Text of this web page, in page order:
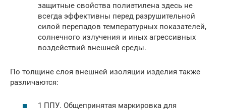
защитные свойства полиэтилена здесь не
всегда эффективны перед разрушительной
силой перепадов температурных показателей,
солнечного излучения и иных агрессивных
воздействий внешней среды.
По толщине слоя внешней изоляции изделия также
различаются:
1 ППУ. Общепринятая маркировка для